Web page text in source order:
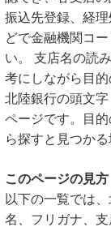
振込先登録、経
どで金融機関コ
い。 支店名の読
考にしながら目的
北陸銀行の頭文
ページです。目
ら探すと見つかる
このページの見方
以下の一覧では
名、フリガナ、支